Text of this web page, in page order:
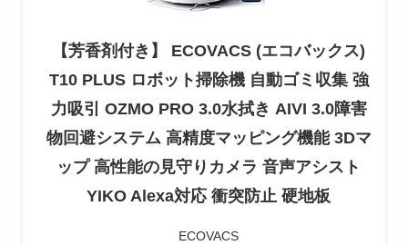
【芳香剤付き】 ECOVACS (エコバックス)
T10 PLUS ロボット掃除機 自動ゴミ収集 強
力吸引 OZMO PRO 3.0水拭き AIVI 3.0障害
物回避システム 高精度マッピング機能 3Dマ
ップ 高性能の見守りカメラ 音声アシスト
YIKO Alexa対応 衝突防止 硬地板
ECOVACS